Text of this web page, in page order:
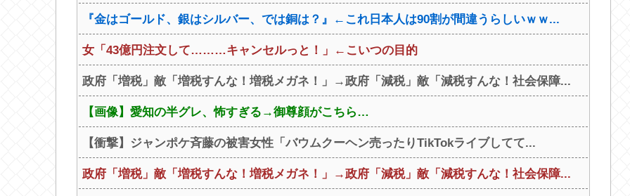
『金はゴールド、銀はシルバー、では銅は？』←これ日本人は90割が間違うらしいｗｗ...
女「43億円注文して………キャンセルっと！」←こいつの目的
政府「増税」敵「増税すんな！増税メガネ！」→政府「減税」敵「減税すんな！社会保障...
【画像】愛知の半グレ、怖すぎる→御尊顔がこちら…
【衝撃】ジャンポケ斉藤の被害女性「バウムクーヘン売ったりTikTokライブしてて...
政府「増税」敵「増税すんな！増税メガネ！」→政府「減税」敵「減税すんな！社会保障...